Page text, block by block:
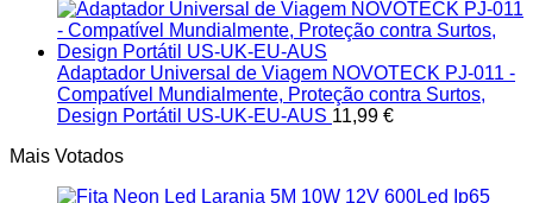
Adaptador Universal de Viagem NOVOTECK PJ-011 -
Compatível Mundialmente, Proteção contra Surtos,
Design Portátil US-UK-EU-AUS 11,99 €
Mais Votados